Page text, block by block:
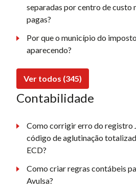
separadas por centro de custo
pagas?
Por que o município do
aparecendo?
Ver todos (345)
Contabilidade
Como corrigir erro do registro
código de aglutinação
ECD?
Como criar regras contábeis
Avulsa?